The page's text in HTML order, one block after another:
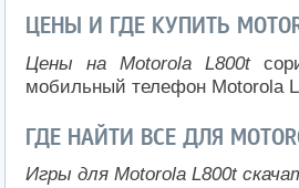
ЦЕНЫ И ГДЕ КУПИТЬ
Цены на Motorola L800t
мобильный телефон Motorola
ГДЕ НАЙТИ ВСЕ ДЛЯ
Игры для Motorola L800t